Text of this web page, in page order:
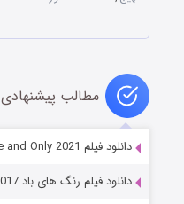
مطالب پیشنهادی
دانلود فیلم Monkey King: The One and Only 2021
دانلود فیلم رنگ های باد Colors of Wind 2017